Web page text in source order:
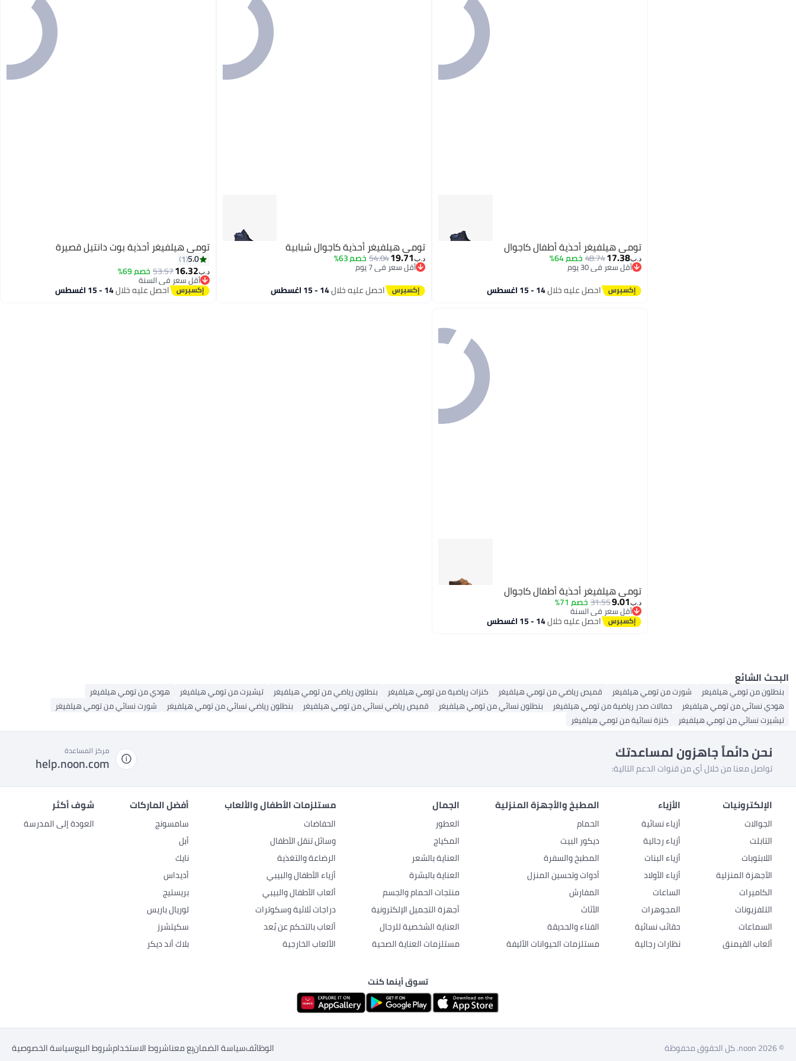
تومي هيلفيغر أحذية أطفال كاجوال
د.ب‏17.38
48.74خصم 64%
أقل سعر في 30 يوم
أقل سعر في 30 يوم
احصل عليه خلال14 - 15 اغسطس
تومي هيلفيغر أحذية كاجوال شبابية
د.ب‏19.71
54.04خصم 63%
أقل سعر في 7 يوم
أقل سعر في 7 يوم
احصل عليه خلال14 - 15 اغسطس
تومي هيلفيغر أحذية بوت دانتيل قصيرة
5.0
1
د.ب‏16.32
53.57 خصم 69%
أقل سعر في السنة
أقل سعر في السنة
احصل عليه خلال14 - 15 اغسطس
تومي هيلفيغر أحذية أطفال كاجوال
د.ب‏9.01
31.55خصم 71%
أقل سعر في السنة
أقل سعر في السنة
احصل عليه خلال14 - 15 اغسطس
البحث الشائع
بنطلون من تومي هيلفيغر شورت من تومي هيلفيغر قميص رياضي من تومي هيلفيغر كنزات رياضية من تومي هيلفيغر بنطلون رياضي من تومي هيلفيغر تيشيرت من تومي هيلفيغر
هودي من تومي هيلفيغر
هودي نسائي من تومي هيلفيغر
حمالات صدر رياضية من تومي هيلفيغر بنطلون نسائي من تومي هيلفيغر قميص رياضي نسائي من تومي هيلفيغر بنطلون رياضي نسائي من تومي هيلفيغر
شورت نسائي من تومي هيلفيغر
تيشيرت نسائي من تومي هيلفيغر
كنزة نسائية من تومي هيلفيغر
نحن دائماً جاهزون لمساعدتك
تواصل معنا من خلال أي من قنوات الدعم التالية:
مركز المساعدة
help.noon.com
الإلكترونيات
الجوالات
التابلت
اللابتوبات
الأجهزة المنزلية
الكاميرات
التلفزيونات
السماعات
ألعاب القيمنق
الأزياء
أزياء نسائية
أزياء رجالية
أزياء البنات
أزياء الأولاد
الساعات
المجوهرات
حقائب نسائية
نظارات رجالية
المطبخ والأجهزة المنزلية
الحمام
ديكور البيت
المطبخ والسفرة
أدوات وتحسين المنزل
المفارش
الأثاث
الفناء والحديقة
مستلزمات الحيوانات الأليفة
الجمال
العطور
المكياج
العناية بالشعر
العناية بالبشرة
منتجات الحمام والجسم
أجهزة التجميل الإلكترونية
العناية الشخصية للرجال
مستلزمات العناية الصحية
مستلزمات الأطفال والألعاب
الحفاضات
وسائل تنقل الأطفال
الرضاعة والتغذية
أزياء الأطفال والبيبي
ألعاب الأطفال والبيبي
دراجات ثلاثية وسكوترات
ألعاب بالتحكم عن بُعد
الألعاب الخارجية
أفضل الماركات
سامسونج
أبل
نايك
أديداس
بريستيج
لوريال باريس
سكيتشرز
بلاك أند ديكر
شوف أكثر
العودة إلى المدرسة
تسوق أينما كنت
© 2026 noon. كل الحقوق محفوظة الوظائفسياسة الضمانبِع معناشروط الاستخدامشروط البيعسياسة الخصوصية